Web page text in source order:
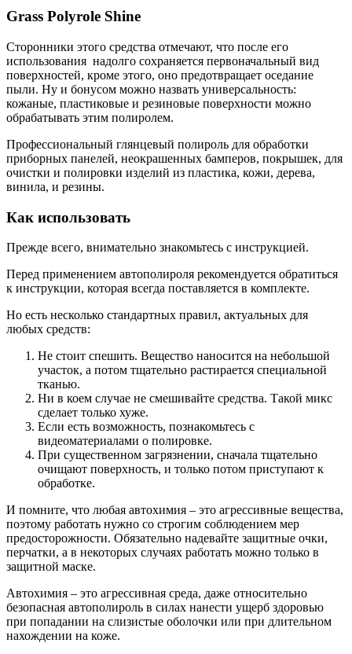
Grass Polyrole Shine
Сторонники этого средства отмечают, что после его
использования надолго сохраняется первоначальный вид
поверхностей, кроме этого, оно предотвращает оседание
пыли. Ну и бонусом можно назвать универсальность:
кожаные, пластиковые и резиновые поверхности можно
обрабатывать этим полиролем.
Профессиональный глянцевый полироль для обработки
приборных панелей, неокрашенных бамперов, покрышек, для
очистки и полировки изделий из пластика, кожи, дерева,
винила, и резины.
Как использовать
Прежде всего, внимательно знакомьтесь с инструкцией.
Перед применением автополироля рекомендуется обратиться
к инструкции, которая всегда поставляется в комплекте.
Но есть несколько стандартных правил, актуальных для
любых средств:
Не стоит спешить. Вещество наносится на небольшой
участок, а потом тщательно растирается специальной
тканью.
Ни в коем случае не смешивайте средства. Такой микс
сделает только хуже.
Если есть возможность, познакомьтесь с
видеоматериалами о полировке.
При существенном загрязнении, сначала тщательно
очищают поверхность, и только потом приступают к
обработке.
И помните, что любая автохимия – это агрессивные вещества,
поэтому работать нужно со строгим соблюдением мер
предосторожности. Обязательно надевайте защитные очки,
перчатки, а в некоторых случаях работать можно только в
защитной маске.
Автохимия – это агрессивная среда, даже относительно
безопасная автополироль в силах нанести ущерб здоровью
при попадании на слизистые оболочки или при длительном
нахождении на коже.